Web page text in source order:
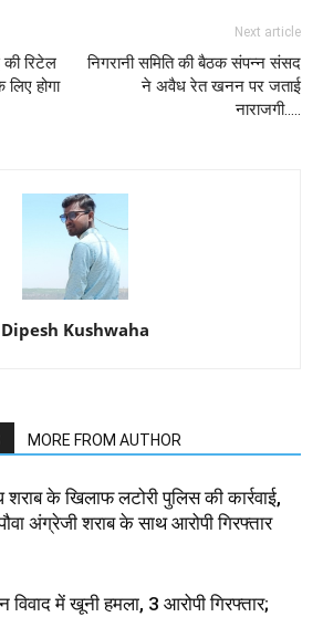
रिटेल
होगा
Next article
निगरानी समिति की बैठक संपन्न संसद
ने अवैध रेत खनन पर जताई
नाराजगी.....
Dipesh Kushwaha
MORE FROM AUTHOR
के खिलाफ लटोरी पुलिस की कार्रवाई,
अंग्रेजी शराब के साथ आरोपी गिरफ्तार
विवाद में खूनी हमला, 3 आरोपी गिरफ्तार;